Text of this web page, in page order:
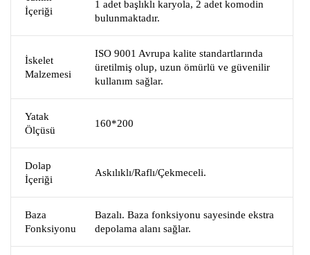
İçeriği
1 adet başlıklı karyola, 2 adet komodin
bulunmaktadır.
İskelet
Malzemesi
ISO 9001 Avrupa kalite standartlarında
üretilmiş olup, uzun ömürlü ve güvenilir
kullanım sağlar.
Yatak
Ölçüsü
160*200
Dolap
İçeriği
Askılıklı/Raflı/Çekmeceli.
Baza
Fonksiyonu
Bazalı. Baza fonksiyonu sayesinde ekstra
depolama alanı sağlar.